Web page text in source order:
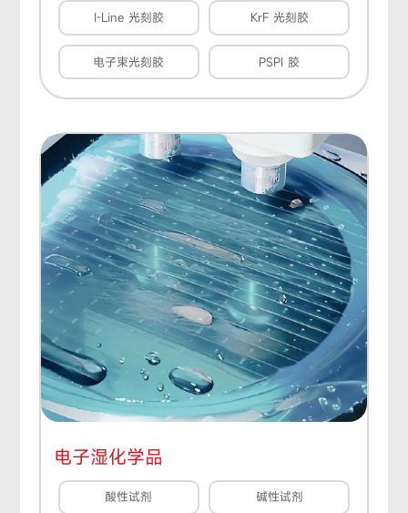
I-Line 光刻胶 KrF 光刻胶
电子束光刻胶 PSPI 胶
电子湿化学品
酸性试剂 碱性试剂